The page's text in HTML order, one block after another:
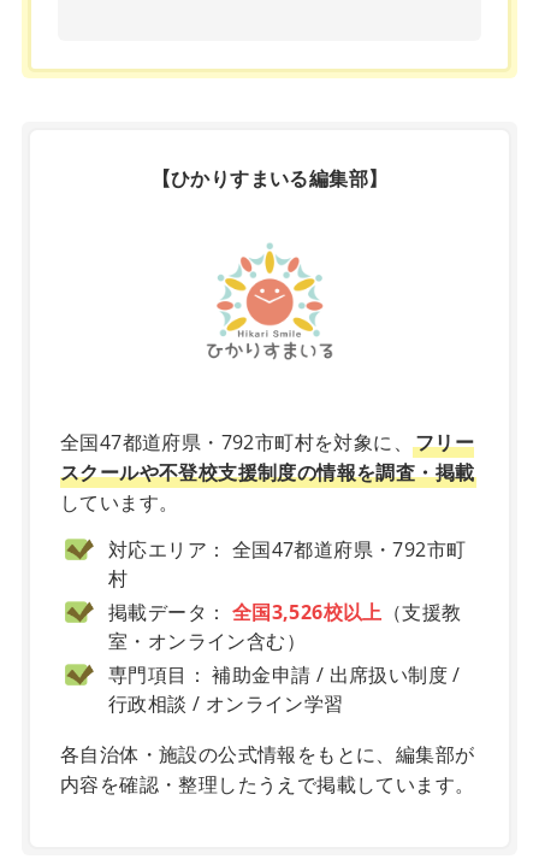
【ひかりすまいる編集部】
全国47都道府県・792市町村を対象に、 フリー
スクールや不登校支援制度の情報を調査・掲載
しています。
対応エリア： 全国47都道府県・792市町
村
掲載データ： 全国3,526校以上 （支援教
室・オンライン含む）
専門項目： 補助金申請 / 出席扱い制度 /
行政相談 / オンライン学習
各自治体・施設の公式情報をもとに、編集部が
内容を確認・整理したうえで掲載しています。